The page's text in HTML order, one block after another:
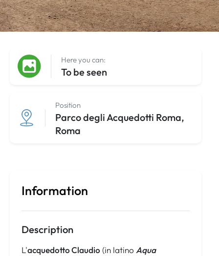
Here you can:
To be seen
Position
Parco degli Acquedotti Roma,
Roma
Information
Description
L'acquedotto Claudio (in latino Aqua